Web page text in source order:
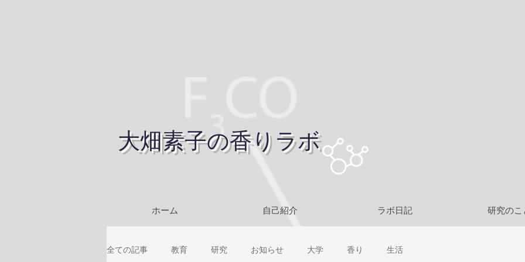
大畑素子の香りラボ
ホーム 自己紹介 ラボ日記 研究のこ
全ての記事 教育 研究 お知らせ 大学 香り 生活